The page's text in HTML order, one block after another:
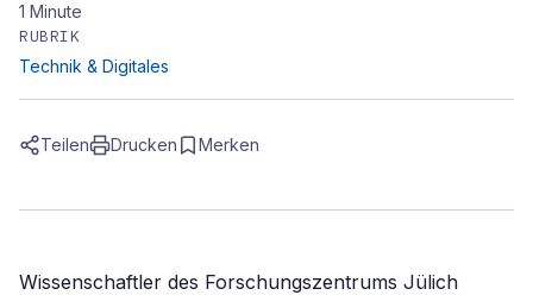
1 Minute
RUBRIK
Technik & Digitales
Teilen Drucken Merken
Wissenschaftler des Forschungszentrums Jülich